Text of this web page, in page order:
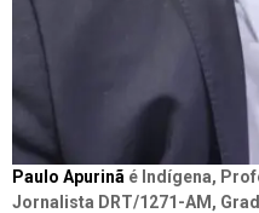
Paulo Apurinã é Indígena,
Jornalista DRT/1271-AM,